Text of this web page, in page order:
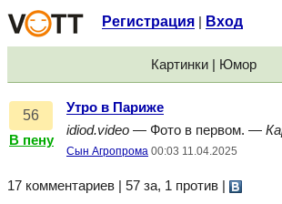
Регистрация Вход
Картинки | Юмор
56
В пену
Утро в Париже
idiod.video — Фото в первом. —
Сын Агропрома 00:03 11.04.2025
17 комментариев | 57 за, 1 против